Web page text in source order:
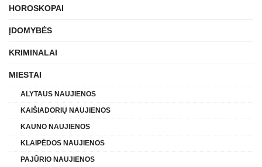
HOROSKOPAI
ĮDOMYBĖS
KRIMINALAI
MIESTAI
ALYTAUS NAUJIENOS
KAIŠIADORIŲ NAUJIENOS
KAUNO NAUJIENOS
KLAIPĖDOS NAUJIENOS
PAJŪRIO NAUJIENOS